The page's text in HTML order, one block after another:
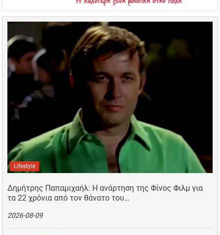
Lifestyle
Δημήτρης Παπαμιχαήλ: Η ανάρτηση της Φίνος Φιλμ για
τα 22 χρόνια από τον θάνατο του…
2026-08-09